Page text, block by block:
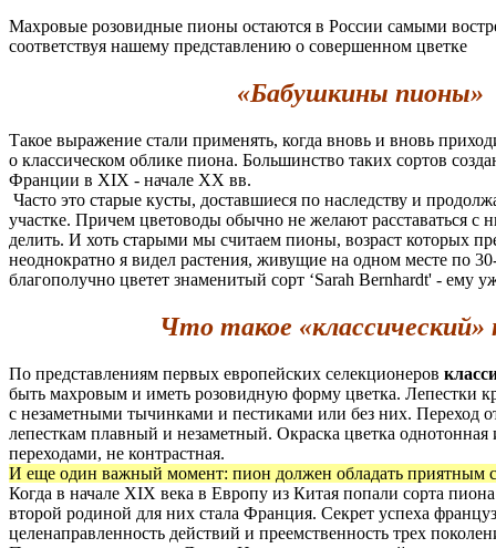
Махровые розовидные пионы остаются в России самыми
соответствуя нашему представлению о совершенном цветке
«Бабушкины пионы»
Такое выражение стали применять, когда вновь и вновь
о классическом облике пиона. Большинство таких сортов
Франции в XIX - начале XX вв.
Часто это старые кусты, доставшиеся по наследству и
участке. Причем цветоводы обычно не желают расставаться с
делить. И хоть старыми мы считаем пионы, возраст которых
неоднократно я видел растения, живущие на одном месте по
благополучно цветет знаменитый сорт ‘Sarah Bernhardt' - ему
Что такое «классический»
По представлениям первых европейских селекционеров
быть махровым и иметь розовидную форму цветка. Лепестки
с незаметными тычинками и пестиками или без них. Переход
лепесткам плавный и незаметный. Окраска цветка
переходами, не контрастная.
И еще один важный момент: пион должен обладать приятным
Когда в начале XIX века в Европу из Китая попали сорта
второй родиной для них стала Франция. Секрет успеха
целенаправленность действий и преемственность трех